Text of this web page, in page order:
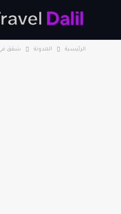
الرئيسية المدونة شقق